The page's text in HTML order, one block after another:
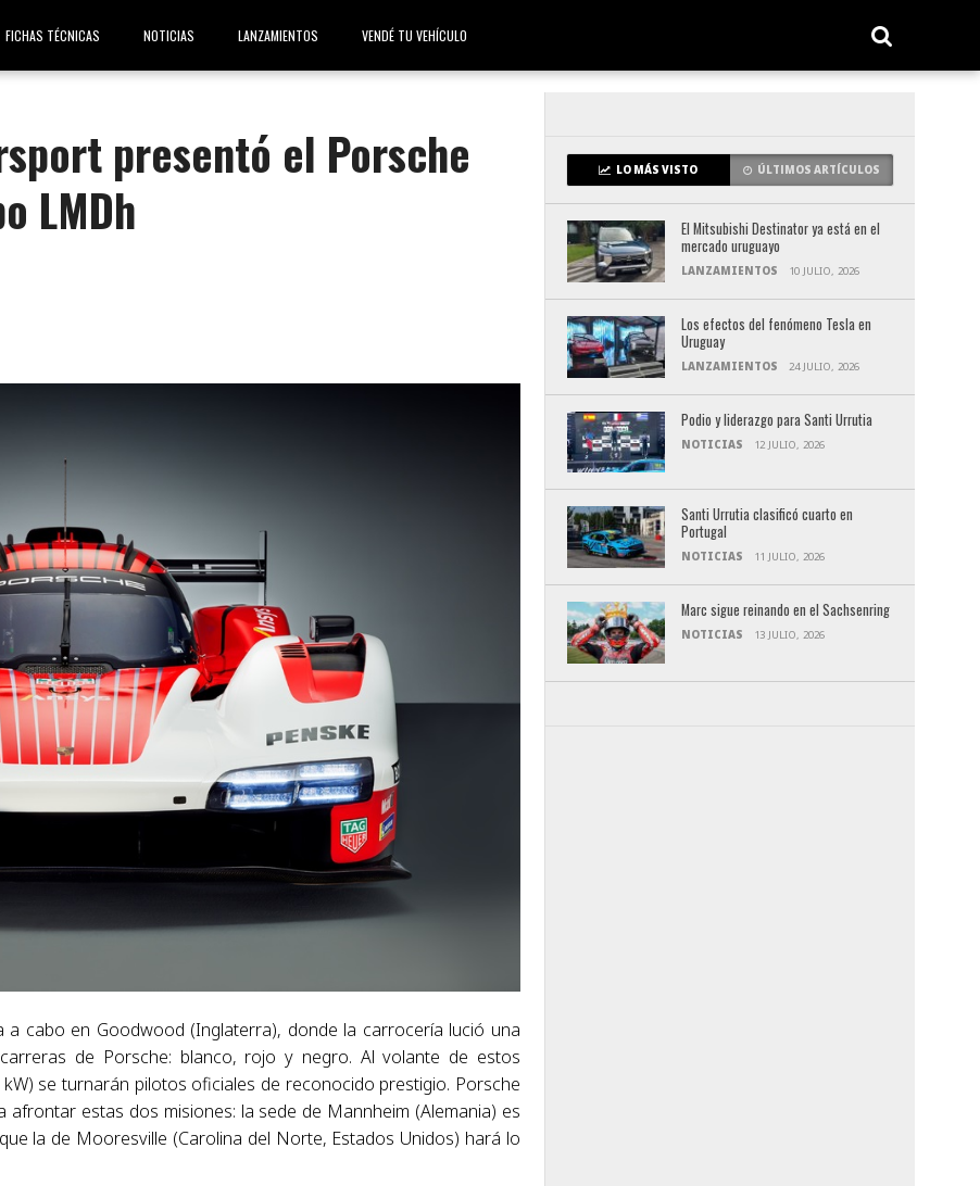
FICHAS TÉCNICAS NOTICIAS LANZAMIENTOS VENDÉ TU VEHÍCULO
presentó el Porsche
LMDh
cabo en Goodwood (Inglaterra), donde la carrocería lució una
de Porsche: blanco, rojo y negro. Al volante de estos
se turnarán pilotos oficiales de reconocido prestigio. Porsche
estas dos misiones: la sede de Mannheim (Alemania) es
la de Mooresville (Carolina del Norte, Estados Unidos) hará lo
LO MÁS VISTO ÚLTIMOS ARTÍCULOS
El Mitsubishi Destinator ya está en el
mercado uruguayo
LANZAMIENTOS 10 JULIO, 2026
Los efectos del fenómeno Tesla en
Uruguay
LANZAMIENTOS 24 JULIO, 2026
Podio y liderazgo para Santi Urrutia
NOTICIAS 12 JULIO, 2026
Santi Urrutia clasificó cuarto en
Portugal
NOTICIAS 11 JULIO, 2026
Marc sigue reinando en el Sachsenring
NOTICIAS 13 JULIO, 2026